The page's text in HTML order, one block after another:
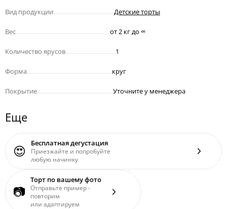
Вид продукции Детские торты
Вес от 2 кг до ∞
Количество ярусов 1
Форма круг
Покрытие Уточните у менеджера
Еще
😍 Бесплатная дегустация
Приезжайте и попробуйте
любую начинку
📷
Торт по вашему фото
Отправьте пример -
повторим
или адаптируем